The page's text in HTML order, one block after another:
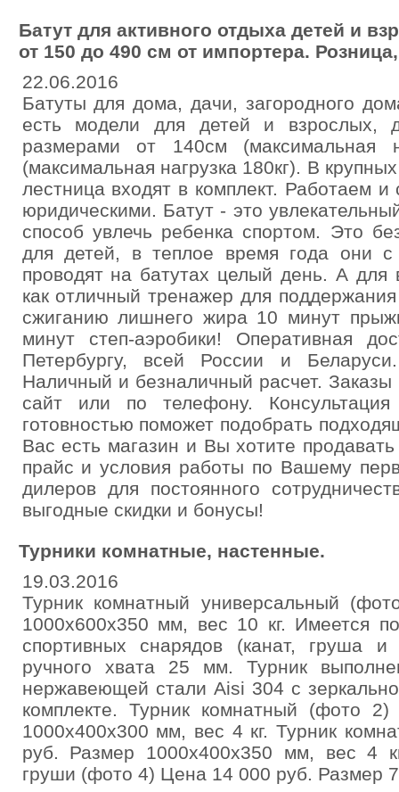
Батут для активного отдыха детей и
от 150 до 490 см от импортера.
22.06.2016
Батуты для дома, дачи, загородного
есть модели для детей и взрослых,
размерами от 140см (максимальная
(максимальная нагрузка 180кг). В
лестница входят в комплект. Работаем
юридическими. Батут - это
способ увлечь ребенка спортом. Это
для детей, в теплое время года они с
проводят на батутах целый день. А для
как отличный тренажер для
сжиганию лишнего жира 10 минут
минут степ-аэробики! Оперативная
Петербургу, всей России и
Наличный и безналичный расчет.
сайт или по телефону.
готовностью поможет подобрать
Вас есть магазин и Вы хотите
прайс и условия работы по Вашему
дилеров для постоянного
выгодные скидки и бонусы!
Турники комнатные, настенные.
19.03.2016
Турник комнатный универсальный
1000х600х350 мм, вес 10 кг. Имеется
спортивных снарядов (канат, груша
ручного хвата 25 мм. Турник
нержавеющей стали Aisi 304 с
комплекте. Турник комнатный (фото
1000х400х300 мм, вес 4 кг. Турник
руб. Размер 1000х400х350 мм, вес 4
груши (фото 4) Цена 14 000 руб. Размер